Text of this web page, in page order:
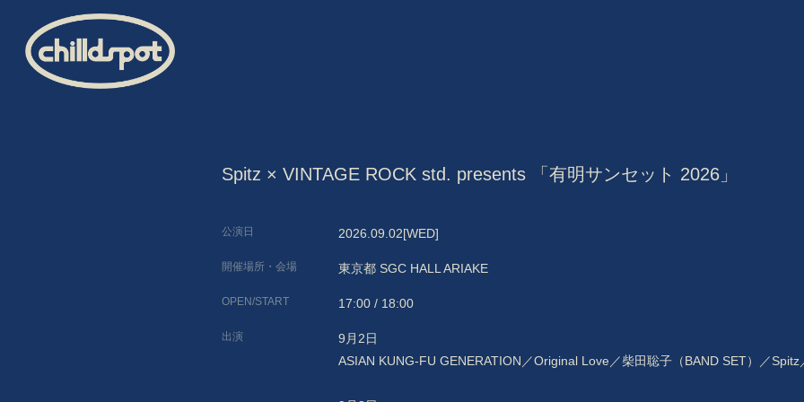
MOVIE
Spitz × VINTAGE ROCK std. presents 「有明サンセット 2026」
公演日 2026.09.02[WED]
開催場所・会場 東京都 SGC HALL ARIAKE
OPEN/START 17:00 / 18:00
出演
9月2日
ASIAN KUNG-FU GENERATION／Original Love／柴田聡子（BAND SET）／